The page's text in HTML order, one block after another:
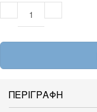
ΠΕΡΙΓΡΑΦΗ